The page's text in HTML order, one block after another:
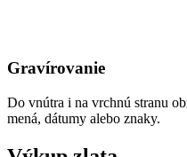
Gravírovanie
Do vnútra i na vrchnú stranu
mená, dátumy alebo znaky.